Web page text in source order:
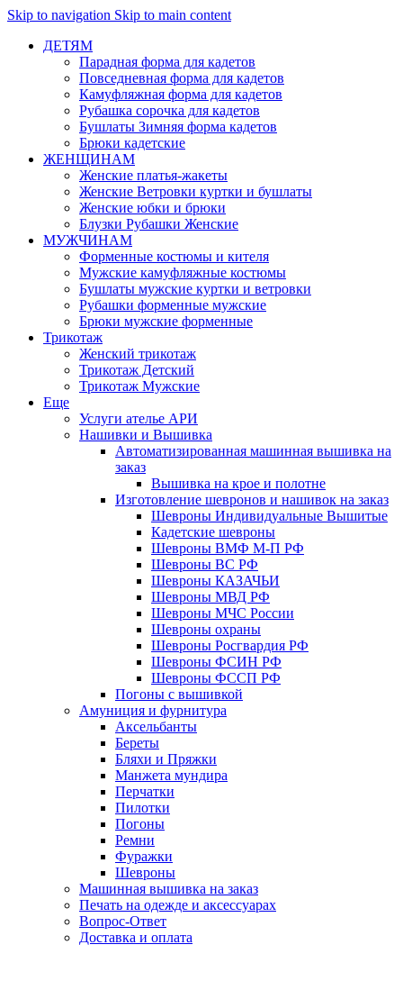
Skip to navigation Skip to main content
ДЕТЯМ
Парадная форма для кадетов
Повседневная форма для кадетов
Камуфляжная форма для кадетов
Рубашка сорочка для кадетов
Бушлаты Зимняя форма кадетов
Брюки кадетские
ЖЕНЩИНАМ
Женские платья-жакеты
Женские Ветровки куртки и бушлаты
Женские юбки и брюки
Блузки Рубашки Женские
МУЖЧИНАМ
Форменные костюмы и кителя
Мужские камуфляжные костюмы
Бушлаты мужские куртки и ветровки
Рубашки форменные мужские
Брюки мужские форменные
Трикотаж
Женский трикотаж
Трикотаж Детский
Трикотаж Мужские
Еще
Услуги ателье АРИ
Нашивки и Вышивка
Автоматизированная машинная вышивка на
заказ
Вышивка на крое и полотне
Изготовление шевронов и нашивок на заказ
Шевроны Индивидуальные Вышитые
Кадетские шевроны
Шевроны ВМФ М-П РФ
Шевроны ВС РФ
Шевроны КАЗАЧЬИ
Шевроны МВД РФ
Шевроны МЧС России
Шевроны охраны
Шевроны Росгвардия РФ
Шевроны ФСИН РФ
Шевроны ФССП РФ
Погоны с вышивкой
Амуниция и фурнитура
Аксельбанты
Береты
Бляхи и Пряжки
Манжета мундира
Перчатки
Пилотки
Погоны
Ремни
Фуражки
Шевроны
Машинная вышивка на заказ
Печать на одежде и аксессуарах
Вопрос-Ответ
Доставка и оплата